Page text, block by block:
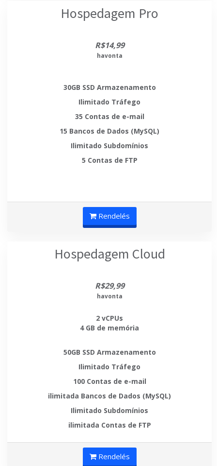
Hospedagem Pro
R$14,99
havonta
30GB SSD Armazenamento
Ilimitado Tráfego
35 Contas de e-mail
15 Bancos de Dados (MySQL)
Ilimitado Subdomínios
5 Contas de FTP
Rendelés
Hospedagem Cloud
R$29,99
havonta
2 vCPUs
4 GB de memória
50GB SSD Armazenamento
Ilimitado Tráfego
100 Contas de e-mail
ilimitada Bancos de Dados (MySQL)
Ilimitado Subdomínios
ilimitada Contas de FTP
Rendelés